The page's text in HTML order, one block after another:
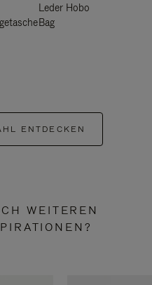
Leder Hobo
Bag
ENTDECKEN
WEITEREN